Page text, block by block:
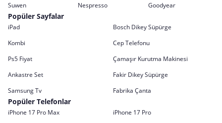
Suwen Nespresso Goodyear
Popüler Sayfalar
iPad
Bosch Dikey Süpürge
Kombi
Cep Telefonu
Ps5 Fiyat
Çamaşır Kurutma Makinesi
Ankastre Set
Fakir Dikey Süpürge
Samsung Tv
Fabrika Çanta
Popüler Telefonlar
iPhone 17 Pro Max
iPhone 17 Pro